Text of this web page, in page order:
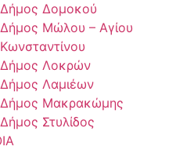
Δήμος Δομοκού
Δήμος Μώλου – Αγίου
Κωνσταντίνου
Δήμος Λοκρών
Δήμος Λαμιέων
Δήμος Μακρακώμης
Δήμος Στυλίδος